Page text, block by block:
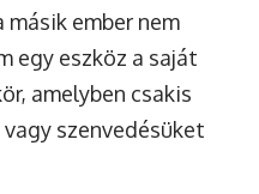
ember nem
egy eszköz a saját
amelyben csakis
szenvedésüket